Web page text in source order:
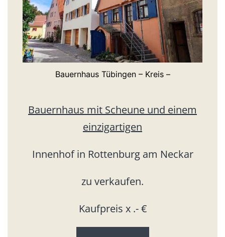
Bauernhaus Tübingen – Kreis –
Bauernhaus mit Scheune und einem
einzigartigen
Innenhof in Rottenburg am Neckar
zu verkaufen.
Kaufpreis x .- €